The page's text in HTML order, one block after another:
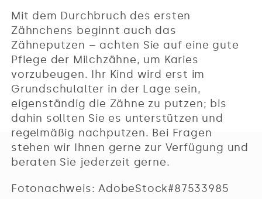
Mit dem Durchbruch des ersten
Zähnchens beginnt auch das
Zähneputzen – achten Sie auf eine gute
Pflege der Milchzähne, um Karies
vorzubeugen. Ihr Kind wird erst im
Grundschulalter in der Lage sein,
eigenständig die Zähne zu putzen; bis
dahin sollten Sie es unterstützen und
regelmäßig nachputzen. Bei Fragen
stehen wir Ihnen gerne zur Verfügung und
beraten Sie jederzeit gerne.
Fotonachweis: AdobeStock#87533985